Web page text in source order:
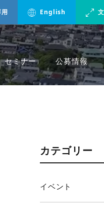
English
セミナー 公募情報
カテゴリー
イベント